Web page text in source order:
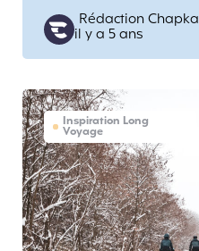
Posted
by
Rédaction Chapka
il y a 5 ans
Inspiration Long
Voyage